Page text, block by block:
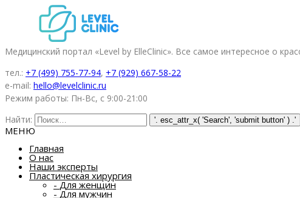
Медицинский портал «Level by ElleClinic». Все самое интересное о
тел.: +7 (499) 755-77-94, +7 (929) 667-58-22
e-mail: hello@levelclinic.ru
Режим работы: Пн-Вс, с 9:00-21:00
Найти:
МЕНЮ
Главная
О нас
Наши эксперты
Пластическая хирургия
- Для женщин
- Для мужчин